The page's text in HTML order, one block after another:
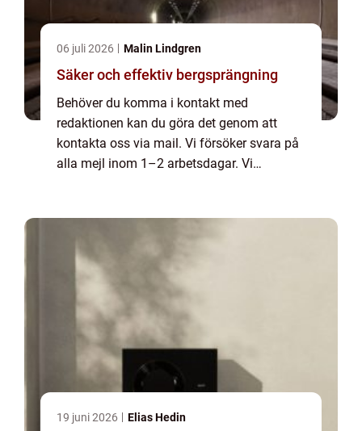
06 juli 2026 Malin Lindgren
Säker och effektiv bergsprängning
Behöver du komma i kontakt med
redaktionen kan du göra det genom att
kontakta oss via mail. Vi försöker svara på
alla mejl inom 1–2 arbetsdagar. Vi
19 juni 2026 Elias Hedin